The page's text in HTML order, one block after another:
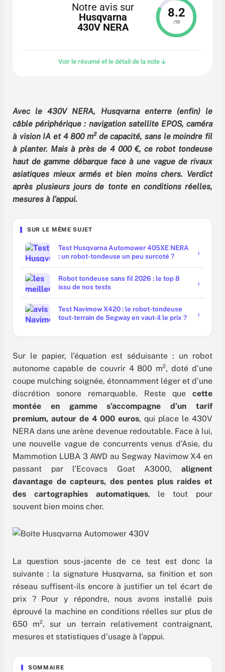
Notre avis sur
Husqvarna
430V NERA
8.2
/10
Voir le résumé et le détail de la note
Avec le 430V NERA, Husqvarna enterre (enfin) le
câble périphérique : navigation satellite EPOS, caméra
à vision IA et 4 800 m² de capacité, sans le moindre fil
à planter. Mais à près de 4 000 €, ce robot tondeuse
haut de gamme débarque face à une vague de rivaux
asiatiques mieux armés et bien moins chers. Verdict
après plusieurs jours de tonte en conditions réelles,
mesures à l’appui.
SUR LE MÊME SUJET
Test Husqvarna Automower 405XE NERA
: un robot-tondeuse un peu surcoté ?
Robot tondeuse sans fil 2026 : le top 8
issu de nos tests
Test Navimow X420 : le robot-tondeuse
tout-terrain de Segway en vaut-il le prix ?
Sur le papier, l’équation est séduisante : un robot
autonome capable de couvrir 4 800 m², doté d’une
coupe mulching soignée, étonnamment léger et d’une
discrétion sonore remarquable. Reste que cette
montée en gamme s’accompagne d’un tarif
premium, autour de 4 000 euros, qui place le 430V
NERA dans une arène devenue redoutable. Face à lui,
une nouvelle vague de concurrents venus d’Asie, du
Mammotion LUBA 3 AWD au Segway Navimow X4 en
passant par l’Ecovacs Goat A3000, alignent
davantage de capteurs, des pentes plus raides et
des cartographies automatiques, le tout pour
souvent bien moins cher.
La question sous-jacente de ce test est donc la
suivante : la signature Husqvarna, sa finition et son
réseau suffisent-ils encore à justifier un tel écart de
prix ? Pour y répondre, nous avons installé puis
éprouvé la machine en conditions réelles sur plus de
650 m², sur un terrain relativement contraignant,
mesures et statistiques d’usage à l’appui.
SOMMAIRE